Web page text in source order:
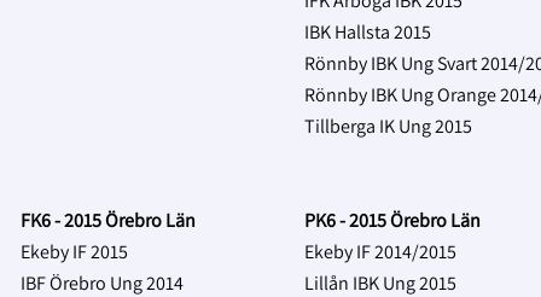
IBK Hallsta 2015
Rönnby IBK Ung Svart 2014/
Rönnby IBK Ung Orange
Tillberga IK Ung 2015
FK6 - 2015 Örebro Län
PK6 - 2015 Örebro Län
Ekeby IF 2015
Ekeby IF 2014/2015
IBF Örebro Ung 2014
Lillån IBK Ung 2015